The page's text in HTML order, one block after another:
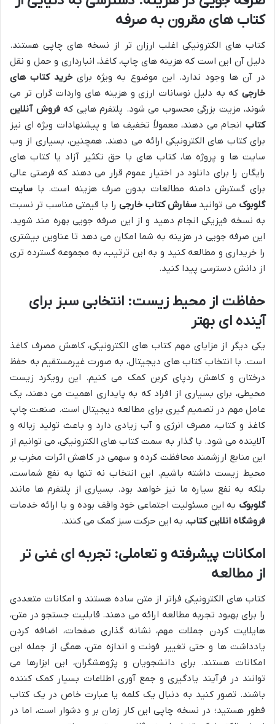
کتاب های مقرون به صرفه
کتاب های الکترونیکی اغلب ارزان تر از نسخه های چاپی هستند.
دلیل آن این است که هزینه های چاپ، کاغذ، انبارداری و حمل و نقل
در آن ها وجود ندارد. این موضوع به ویژه برای خرید کتاب های
خارجی که به دلیل نوسانات ارزی و هزینه های واردات گران تر می
شوند، مزیت بزرگی محسوب می شود. پلتفرم هایی کهفروش آنلاین
کتاب انجام می دهند، معمولاً تخفیف ها و پیشنهادات ویژه ای نیز
برای کتاب های الکترونیکی ارائه می دهند. همچنین، بسیاری از وب
سایت ها و پروژه ها، کتاب های با حق تکثیر آزاد یا کتاب های
رایگان را برای دانلود در اختیار عموم قرار می دهند که فرصتی عالی
برای گسترش دامنه مطالعات بدون صرف هزینه است. با سایت
گلوبوک می توانیدسفارش کتاب خارجیرا با قیمتی مناسب تر نسبت
به نسخه فیزیکی انجام دهید و از این صرفه جویی بهره مند شوید.
این صرفه جویی در هزینه به شما امکان می دهد تا عناوین بیشتری
را خریداری و مطالعه کنید و به این ترتیب، به مجموعه گسترده تری
از دانش دسترسی پیدا کنید.
حفاظت از محیط زیست: انتخابی سبز برای
آینده ای بهتر
یکی دیگر از مزایای مهم کتاب های الکترونیکی، کاهش مصرف کاغذ
است. با انتخاب کتاب های دیجیتال، به صورت غیرمستقیم به حفظ
درختان و کاهش ردپای کربن کمک می کنیم. این رویکرد زیست
محیطی، برای بسیاری از افراد که به پایداری اهمیت می دهند، یک
عامل مهم در تصمیم گیری برای مطالعه دیجیتال است. صنعت چاپ
کاغذ و کتاب، مصرف انرژی و آب زیادی دارد و باعث تولید زباله و
آلاینده می شود. با گذار به سمت کتاب های الکترونیکی، می توانیم از
این منابع ارزشمند محافظت کرده و سهمی در کاهش اثرات مخرب بر
محیط زیست داشته باشیم. این انتخاب نه تنها به نفع شماست،
بلکه به نفع سیاره ما نیز خواهد بود. بسیاری از پلتفرم ها مانند
گلوبوک به این مسئولیت اجتماعی خود واقف بوده و با ارائه خدمات
فروشگاه انلاین کتاب، به این حرکت سبز کمک می کنند.
امکانات پیشرفته و تعاملی: تجربه ای غنی تر
از مطالعه
کتاب های الکترونیکی فراتر از متن ساده هستند و امکانات متعددی
را برای بهبود تجربه مطالعه ارائه می دهند. قابلیت جستجو در متن،
هایلایت کردن جملات مهم، نشانه گذاری صفحات، اضافه کردن
یادداشت ها و حتی تغییر فونت و اندازه متن، همگی از جمله این
امکانات هستند. برای دانشجویان و پژوهشگران، این ابزارها می
توانند در فرآیند یادگیری و جمع آوری اطلاعات بسیار کمک کننده
باشند. تصور کنید به دنبال یک کلمه یا عبارت خاص در یک کتاب
قطور هستید؛ در نسخه چاپی این کار زمان بر و دشوار است، اما در